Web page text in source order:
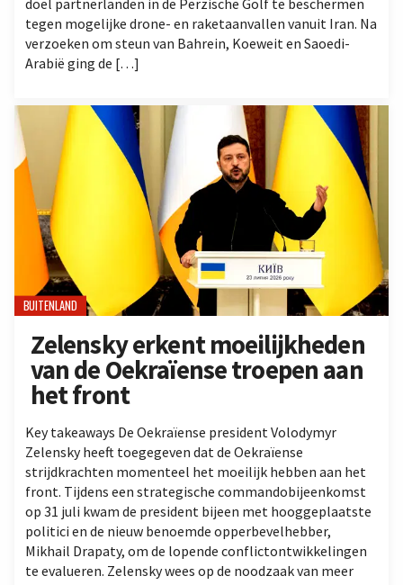
tegen mogelijke drone- en raketaanvallen vanuit Iran. Na
verzoeken om steun van Bahrein, Koeweit en Saoedi-
Arabië ging de […]
BUITENLAND
Zelensky erkent moeilijkheden
van de Oekraïense troepen aan
het front
Key takeaways De Oekraïense president Volodymyr
Zelensky heeft toegegeven dat de Oekraïense
strijdkrachten momenteel het moeilijk hebben aan het
front. Tijdens een strategische commandobijeenkomst
op 31 juli kwam de president bijeen met hooggeplaatste
politici en de nieuw benoemde opperbevelhebber,
Mikhail Drapaty, om de lopende conflictontwikkelingen
te evalueren. Zelensky wees op de noodzaak van meer